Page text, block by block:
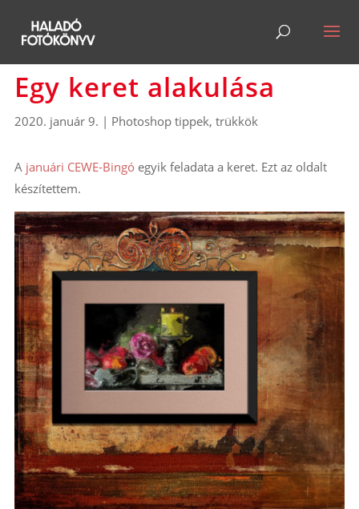
Egy keret alakulása
2020. január 9. | Photoshop tippek, trükkök
A januári CEWE-Bingó egyik feladata a keret. Ezt az oldalt
készítettem.